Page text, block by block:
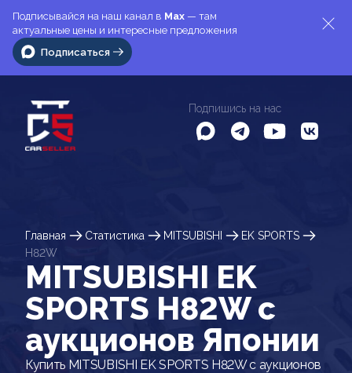
Подписывайся на наш канал в Max — там
актуальные цены и интересные предложения
Подписаться
Подпишись на нас
Главная Статистика MITSUBISHI
EK SPORTS
H82W
MITSUBISHI EK
SPORTS H82W c
аукционов Японии
Купить MITSUBISHI EK SPORTS H82W с аукционов